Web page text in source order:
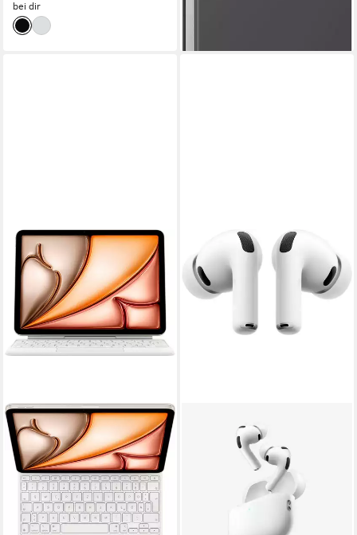
bei dir